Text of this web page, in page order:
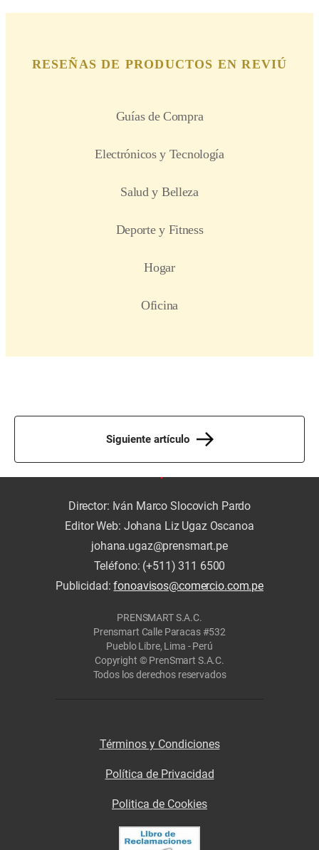
Siguiente artículo
Director: Iván Marco Slocovich Pardo
Editor Web: Johana Liz Ugaz Oscanoa
johana.ugaz@prensmart.pe
Teléfono: (+511) 311 6500
Publicidad:fonoavisos@comercio.com.pe
PRENSMART S.A.C.
Prensmart Calle Paracas #532
Pueblo Libre, Lima - Perú
Copyright © PrenSmart S.A.C.
Todos los derechos reservados
Términos y Condiciones
Política de Privacidad
Politica de Cookies